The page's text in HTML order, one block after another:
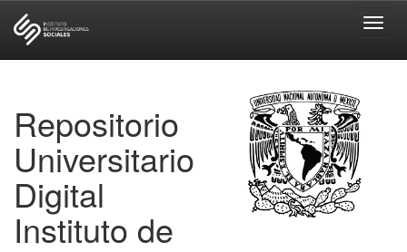
Repositorio
Universitario
Digital
Instituto de